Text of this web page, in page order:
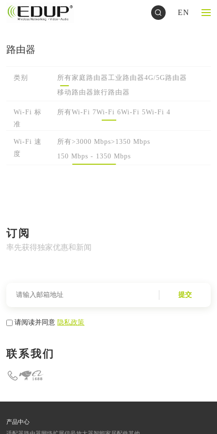
EN
路由器
类别 所有家庭路由器工业路由器4G/5G路由器
移动路由器旅行路由器
Wi-Fi 标
准
所有Wi-Fi 7Wi-Fi 6Wi-Fi 5Wi-Fi 4
Wi-Fi 速
度
所有 >3000 Mbps>1350 Mbps
150 Mbps - 1350 Mbps
订阅
率先获得独家优惠和新闻
提交
请阅读并同意隐私政策
联系我们
产品中心